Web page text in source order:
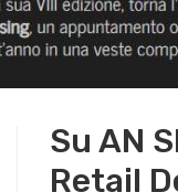
Su AN
Retail